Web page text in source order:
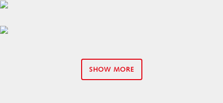
SHOW MORE